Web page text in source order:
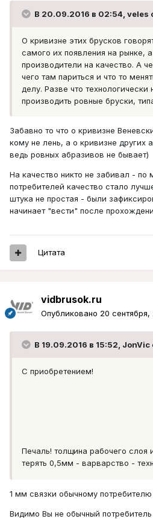
В 20.09.2016 в 02:54, veles
О кривизне этих брусков
самого их появления на рынке,
производители на качество. А
чего там париться и что то
делу. Разве что технологически
производить ровные бруски,
Забавно то что о кривизне
кому не лень, а о кривизне других
ведь ровных абразивов не бывает)
На качество никто не забивал - по
потребителей качество стало
штука не простая - были
начинает "вести" после
Цитата
vidbrusok.ru
Опубликовано 20 сентября,
В 19.09.2016 в 15:52, JonVic
С приобретением!
Печаль! толщина рабочего слоя
терять 0,5мм - варварство -
1 мм связки обычному потребителю
Видимо Вы не обычный